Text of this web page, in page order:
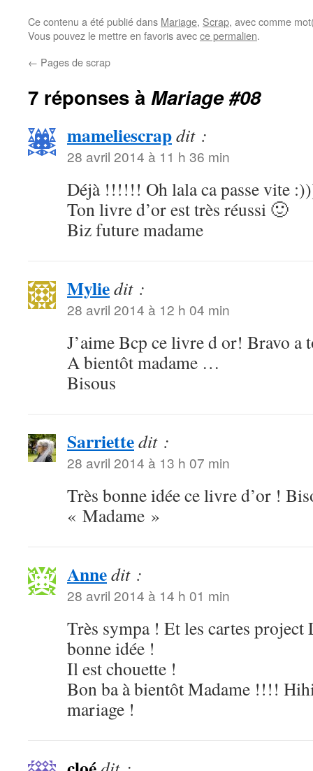
Ce contenu a été publié dans Mariage, Scrap, avec comme
Vous pouvez le mettre en favoris avecce permalien.
← Pages de scrap
7 réponses à Mariage #08
mameliescrapdit :
28 avril 2014 à 11 h 36 min
Déjà !!!!!! Oh lala ca passe vite
Ton livre d’or est très réussi 🙂
Biz future madame
Myliedit :
28 avril 2014 à 12 h 04 min
J’aime Bcp ce livre d or! Bravo a
A bientôt madame …
Bisous
Sarriettedit :
28 avril 2014 à 13 h 07 min
Très bonne idée ce livre d’or !
« Madame »
Annedit :
28 avril 2014 à 14 h 01 min
Très sympa ! Et les cartes project
bonne idée !
Il est chouette !
Bon ba à bientôt Madame !!!!
mariage !